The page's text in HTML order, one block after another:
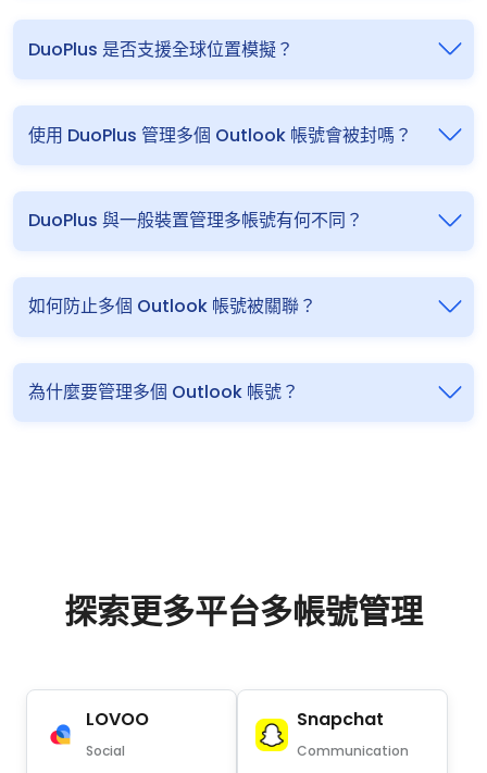
DuoPlus 是否支援全球位置模擬？
使用 DuoPlus 管理多個 Outlook 帳號會被封嗎？
DuoPlus 與一般裝置管理多帳號有何不同？
如何防止多個 Outlook 帳號被關聯？
為什麼要管理多個 Outlook 帳號？
探索更多平台多帳號管理
LOVOO
Social
Snapchat
Communication